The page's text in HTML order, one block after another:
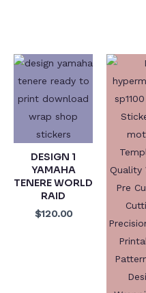
DESIGN 1
YAMAHA
TENERE WORLD
RAID
$120.00